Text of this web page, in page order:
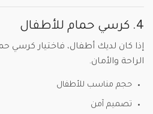
4. كرسي حمام للأطفال
إذا كان لديك أطفال، فاختيار
الراحة والأمان.
حجم مناسب للأطفال
تصميم آمن